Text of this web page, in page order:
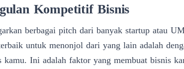
Kompetitif Bisnis
berbagai pitch dari banyak startup atau
untuk menonjol dari yang lain adalah
Ini adalah faktor yang membuat bisnis